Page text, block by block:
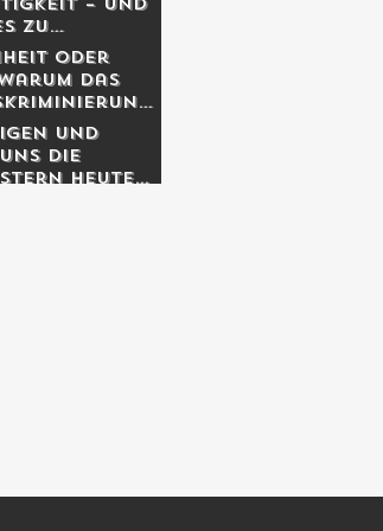
zu
oder
das
schützt
und
die
heute